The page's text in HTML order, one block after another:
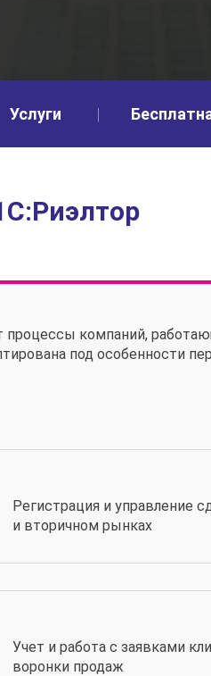
Услуги
компаний,
под особенности
Регистрация и управление
и вторичном рынках
Учет и работа с заявками
воронки продаж